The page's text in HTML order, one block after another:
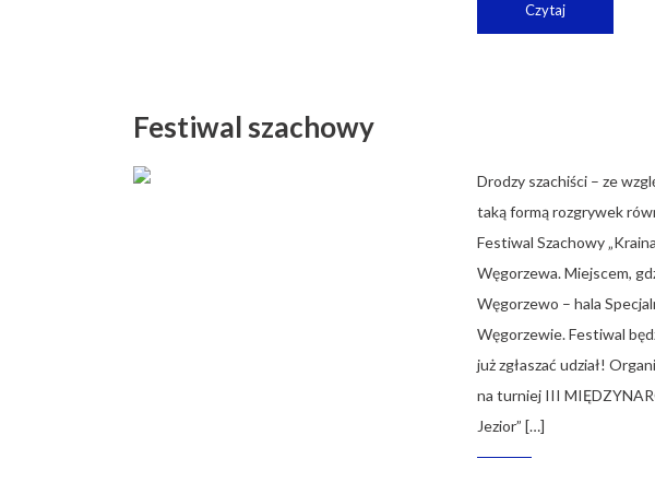
Czytaj
Festiwal szachowy
Drodzy szachiści – ze
taką formą rozgrywek
Festiwal Szachowy
Węgorzewa. Miejscem,
Węgorzewo – hala
Węgorzewie. Festiwal
już zgłaszać udział!
na turniej III
Jezior” […]